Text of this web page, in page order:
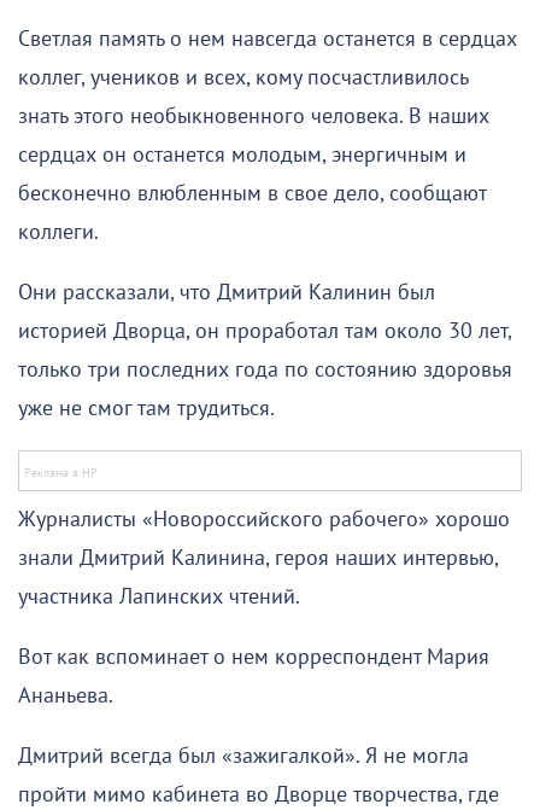
Светлая память о нем навсегда останется в сердцах
коллег, учеников и всех, кому посчастливилось
знать этого необыкновенного человека. В наших
сердцах он останется молодым, энергичным и
бесконечно влюбленным в свое дело, сообщают
коллеги.
Они рассказали, что Дмитрий Калинин был
историей Дворца, он проработал там около 30 лет,
только три последних года по состоянию здоровья
уже не смог там трудиться.
Журналисты «Новороссийского рабочего» хорошо
знали Дмитрий Калинина, героя наших интервью,
участника Лапинских чтений.
Вот как вспоминает о нем корреспондент Мария
Ананьева.
Дмитрий всегда был «зажигалкой». Я не могла
пройти мимо кабинета во Дворце творчества, где